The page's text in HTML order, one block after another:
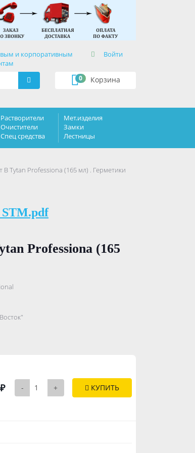
и корпоративным
Войти
Корзина
0
Растворители
Очистители
Спец средства
Мет.изделия
Замки
Лестницы
Tytan Professiona (165 мл) . Герметики
STM.pdf
Professiona (165
- + КУПИТЬ